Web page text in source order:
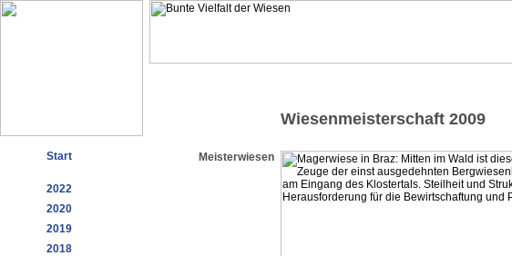
Start
2022
2020
2019
2018
Wiesenmeisterschaft 2009
Meisterwiesen